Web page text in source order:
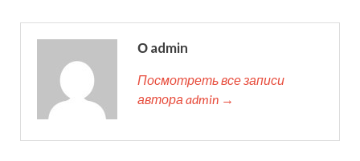
О admin
Посмотреть все записи
автора admin →